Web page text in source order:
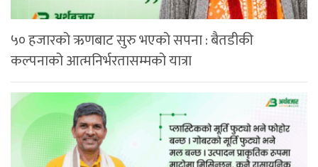
५० हजारको ऋणबाट सुरु भएको सपना : बैतडीकी
कल्पनाको आत्मनिर्भरतासम्मको यात्रा